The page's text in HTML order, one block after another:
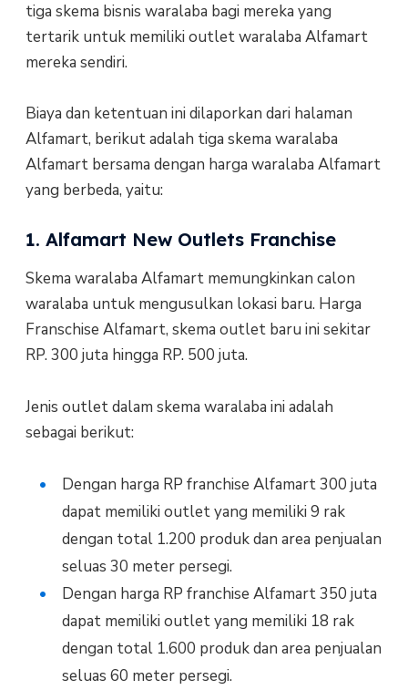
tiga skema bisnis waralaba bagi mereka yang
tertarik untuk memiliki outlet waralaba Alfamart
mereka sendiri.
Biaya dan ketentuan ini dilaporkan dari halaman
Alfamart, berikut adalah tiga skema waralaba
Alfamart bersama dengan harga waralaba Alfamart
yang berbeda, yaitu:
1. Alfamart New Outlets Franchise
Skema waralaba Alfamart memungkinkan calon
waralaba untuk mengusulkan lokasi baru. Harga
Franschise Alfamart, skema outlet baru ini sekitar
RP. 300 juta hingga RP. 500 juta.
Jenis outlet dalam skema waralaba ini adalah
sebagai berikut:
Dengan harga RP franchise Alfamart 300 juta
dapat memiliki outlet yang memiliki 9 rak
dengan total 1.200 produk dan area penjualan
seluas 30 meter persegi.
Dengan harga RP franchise Alfamart 350 juta
dapat memiliki outlet yang memiliki 18 rak
dengan total 1.600 produk dan area penjualan
seluas 60 meter persegi.